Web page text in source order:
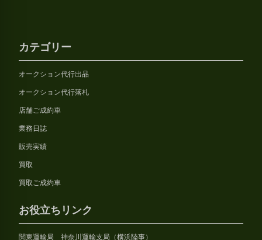
カテゴリー
オークション代行出品
オークション代行落札
店舗ご成約車
業務日誌
販売実績
買取
買取ご成約車
お役立ちリンク
関東運輸局 神奈川運輸支局（横浜陸事）